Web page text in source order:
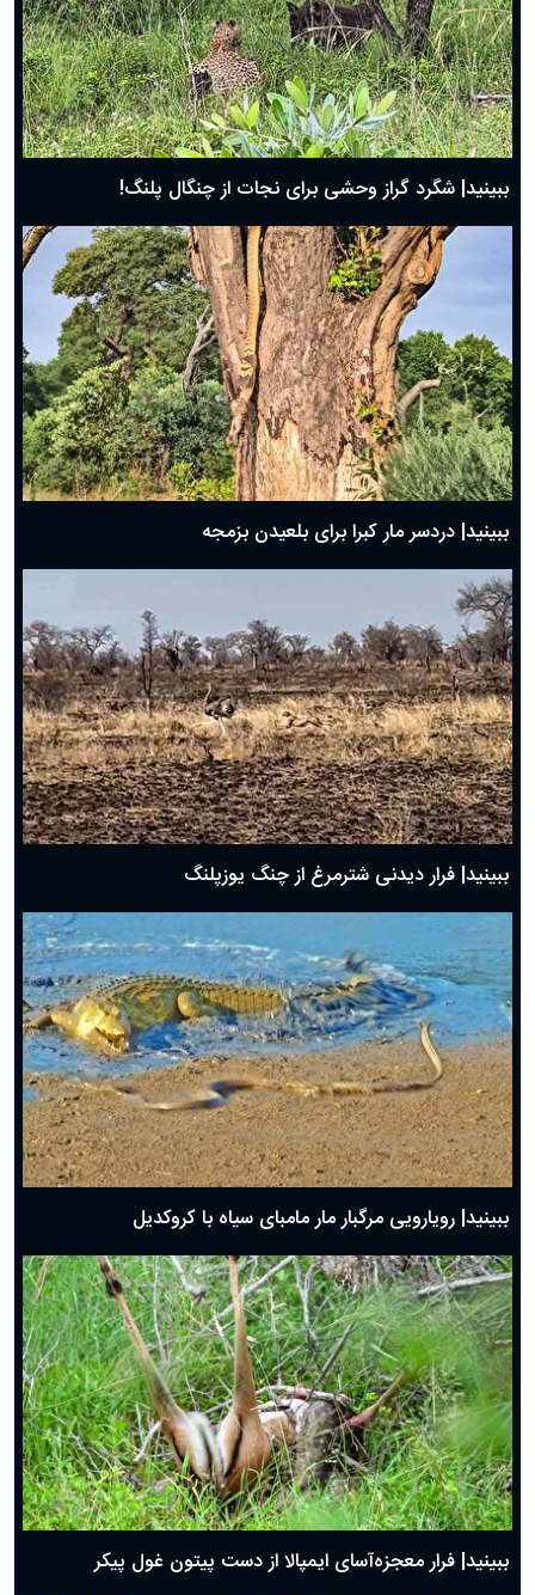
ببینید| شگرد گراز وحشی برای نجات از چنگال پلنگ!
ببینید| دردسر مار کبرا برای بلعیدن بزمجه
ببینید| فرار دیدنی شترمرغ از چنگ یوزپلنگ
ببینید| رویارویی مرگبار مار مامبای سیاه با کروکدیل
ببینید| فرار معجزه‌آسای ایمپالا از دست پیتون غول پیکر